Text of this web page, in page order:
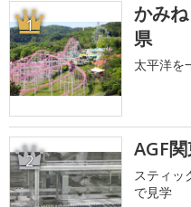
1
かみ
県
太平洋を
2 AGF
スティッ
で見学